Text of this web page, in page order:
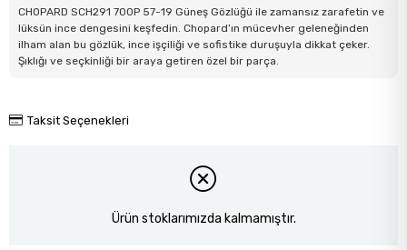
CHOPARD SCH291 700P 57-19 Güneş Gözlüğü ile zamansız zarafetin ve
lüksün ince dengesini keşfedin. Chopard’ın mücevher geleneğinden
ilham alan bu gözlük, ince işçiliği ve sofistike duruşuyla dikkat çeker.
Şıklığı ve seçkinliği bir araya getiren özel bir parça.
Taksit Seçenekleri
Ürün stoklarımızda kalmamıştır.